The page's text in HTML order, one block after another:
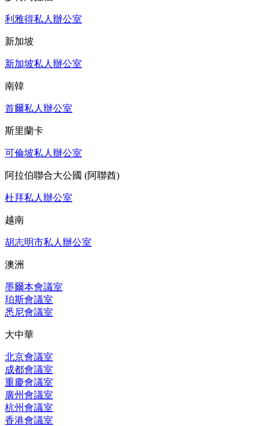
利雅得私人辦公室
新加坡
新加坡私人辦公室
南韓
首爾私人辦公室
斯里蘭卡
可倫坡私人辦公室
阿拉伯聯合大公國 (阿聯酋)
杜拜私人辦公室
越南
胡志明市私人辦公室
澳洲
墨爾本會議室
珀斯會議室
悉尼會議室
大中華
北京會議室
成都會議室
重慶會議室
廣州會議室
杭州會議室
香港會議室